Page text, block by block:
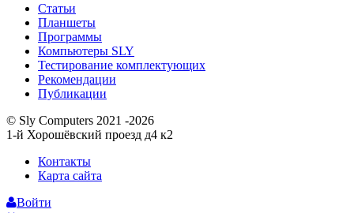
Статьи
Планшеты
Программы
Компьютеры SLY
Тестирование комплектующих
Рекомендации
Публикации
© Sly Computers 2021 -2026
1-й Хорошёвский проезд д4 к2
Контакты
Карта сайта
Войти